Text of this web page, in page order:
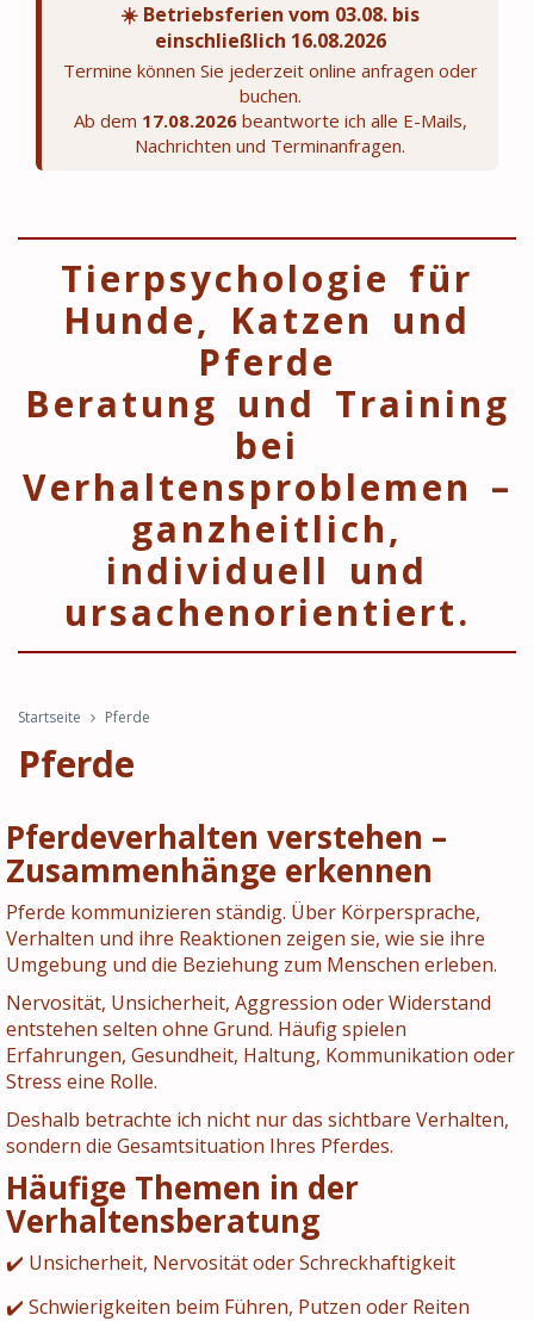
☀️ Betriebsferien vom 03.08. bis
einschließlich 16.08.2026
Termine können Sie jederzeit online anfragen oder
buchen.
Ab dem 17.08.2026beantworte ich alle E-Mails,
Nachrichten und Terminanfragen.
Tierpsychologie für
Hunde, Katzen und
Pferde
Beratung und Training
bei
Verhaltensproblemen –
ganzheitlich,
individuell und
ursachenorientiert.
Startseite Pferde
Pferde
Pferdeverhalten verstehen –
Zusammenhänge erkennen
Pferde kommunizieren ständig. Über Körpersprache,
Verhalten und ihre Reaktionen zeigen sie, wie sie ihre
Umgebung und die Beziehung zum Menschen erleben.
Nervosität, Unsicherheit, Aggression oder Widerstand
entstehen selten ohne Grund. Häufig spielen
Erfahrungen, Gesundheit, Haltung, Kommunikation oder
Stress eine Rolle.
Deshalb betrachte ich nicht nur das sichtbare Verhalten,
sondern die Gesamtsituation Ihres Pferdes.
Häufige Themen in der
Verhaltensberatung
✔️ Unsicherheit, Nervosität oder Schreckhaftigkeit
✔️ Schwierigkeiten beim Führen, Putzen oder Reiten